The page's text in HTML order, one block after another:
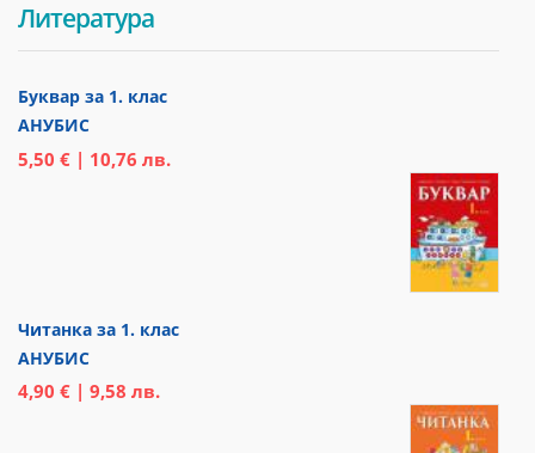
Литература
Буквар за 1. клас
АНУБИС
5,50 € | 10,76 лв.
Читанка за 1. клас
АНУБИС
4,90 € | 9,58 лв.